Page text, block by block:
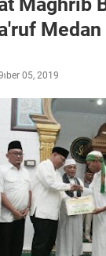
Medan
05, 2019